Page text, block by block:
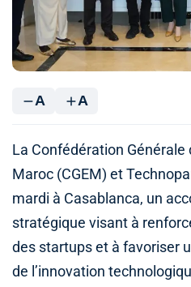
A A
La Confédération Générale
Maroc (CGEM) et
mardi à Casablanca, un
stratégique visant à
des startups et à favoriser
de l’innovation